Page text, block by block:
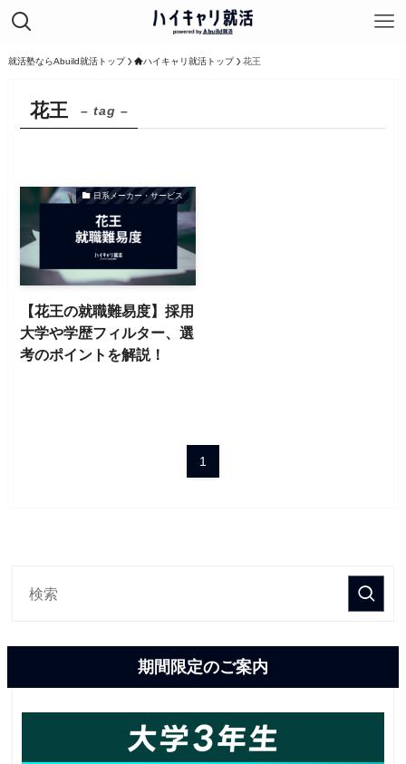
就活塾ならAbuild就活トップ ハイキャリ就活トップ 花王
花王 – tag –
日系メーカー・サービス
【花王の就職難易度】採用
大学や学歴フィルター、選
考のポイントを解説！
1
期間限定のご案内